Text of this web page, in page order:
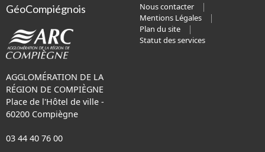
GéoCompiégnois
AGGLOMÉRATION DE LA
RÉGION DE COMPIÈGNE
Place de l'Hôtel de ville -
60200 Compiègne
03 44 40 76 00
Nous contacter
Mentions Légales
Plan du site
Statut des services